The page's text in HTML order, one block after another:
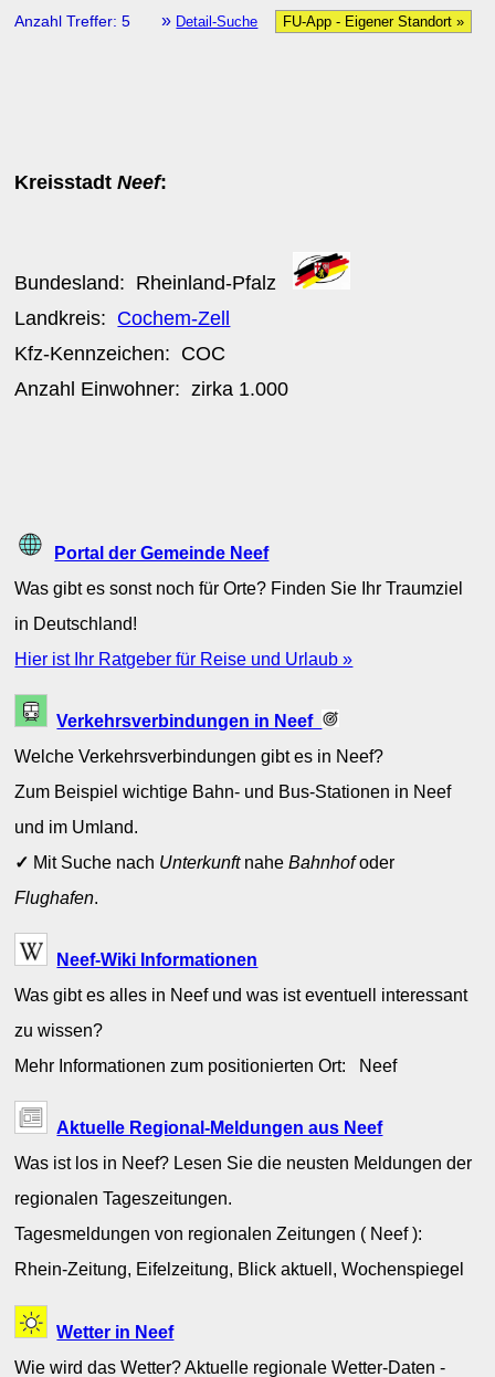
Anzahl Treffer: 5 » Detail-Suche FU-App - Eigener Standort »
KreisstadtNeef:
Bundesland: Rheinland-Pfalz
Landkreis: Cochem-Zell
Kfz-Kennzeichen: COC
Anzahl Einwohner: zirka 1.000
Portal der Gemeinde Neef
Was gibt es sonst noch für Orte? Finden Sie Ihr Traumziel
in Deutschland!
Hier ist Ihr Ratgeber für Reise und Urlaub »
Verkehrsverbindungen in Neef
Welche Verkehrsverbindungen gibt es in Neef?
Zum Beispiel wichtige Bahn- und Bus-Stationen in Neef
und im Umland.
✓ Mit Suche nach UnterkunftnaheBahnhofoder
Flughafen.
Neef-Wiki Informationen
Was gibt es alles in Neef und was ist eventuell interessant
zu wissen?
Mehr Informationen zum positionierten Ort: Neef
Aktuelle Regional-Meldungen aus Neef
Was ist los in Neef? Lesen Sie die neusten Meldungen der
regionalen Tageszeitungen.
Tagesmeldungen von regionalen Zeitungen ( Neef ):
Rhein-Zeitung, Eifelzeitung, Blick aktuell, Wochenspiegel
Wetter in Neef
Wie wird das Wetter? Aktuelle regionale Wetter-Daten -